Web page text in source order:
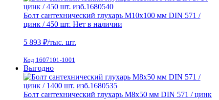
Болт сантехнический глухарь М10х100 мм DIN 571 /
цинк / 450 шт. Нет в наличии
5 893 ₽/тыс. шт.
Код 1607101-1001
Выгодно
Болт сантехнический глухарь М8х50 мм DIN 571 / цинк